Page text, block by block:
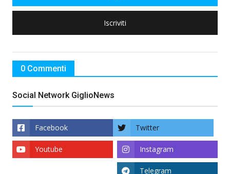
Iscriviti
0 Commenti
Social Network GiglioNews
Facebook Twitter
Instagram
Youtube
Telegram